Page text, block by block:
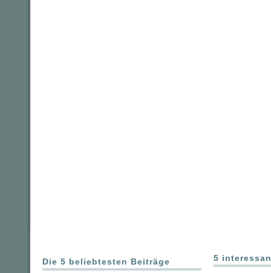
Die 5 beliebtesten Beiträge 5